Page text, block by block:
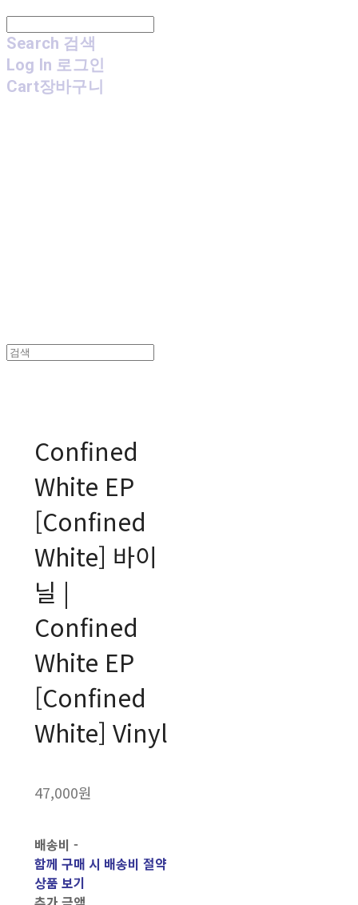
Search 검색
Log In 로그인
Cart장바구니
Confined
White EP
[Confined
White] 바이
닐 |
Confined
White EP
[Confined
White] Vinyl
47,000원
배송비 -
함께 구매 시 배송비 절약
상품 보기